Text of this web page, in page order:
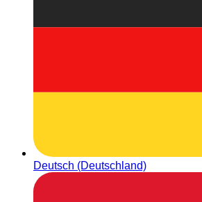
Deutsch (Deutschland)